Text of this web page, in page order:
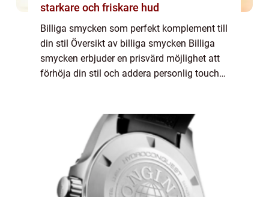
starkare och friskare hud
Billiga smycken som perfekt komplement till
din stil Översikt av billiga smycken Billiga
smycken erbjuder en prisvärd möjlighet att
förhöja din stil och addera personlig touch